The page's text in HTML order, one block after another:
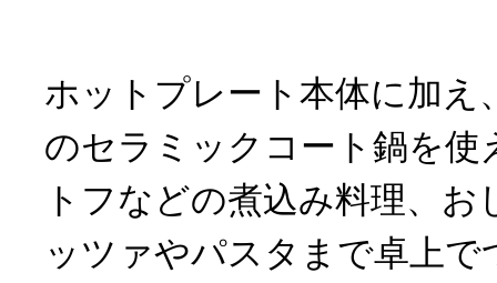
ホットプレート本体に加え
のセラミックコート鍋を使
トフなどの煮込み料理、
ッツァやパスタまで卓上